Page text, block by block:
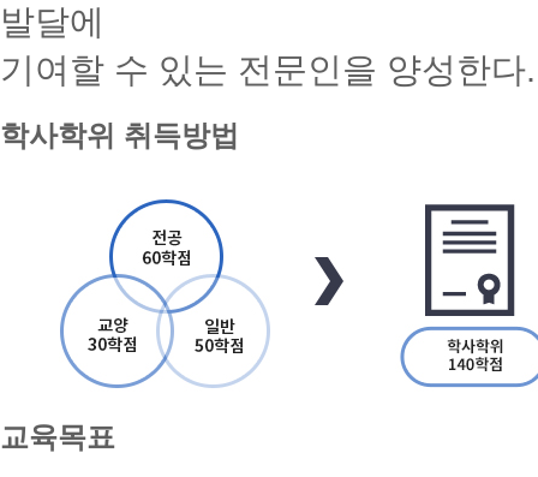
발달에
기여할 수 있는 전문인을 양성한다.
학사학위 취득방법
공
60
아
동
교육목표